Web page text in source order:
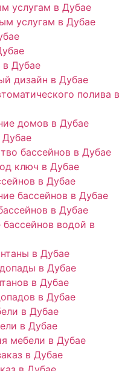
услугам в Дубае
услугам в Дубае
в Дубае
дизайн в Дубае
полива в
домов в Дубае
бассейнов в Дубае
ключ в Дубае
в Дубае
бассейнов в Дубае
в Дубае
водой в
в Дубае
в Дубае
в Дубае
в Дубае
в Дубае
в Дубае
мебели в Дубае
в Дубае